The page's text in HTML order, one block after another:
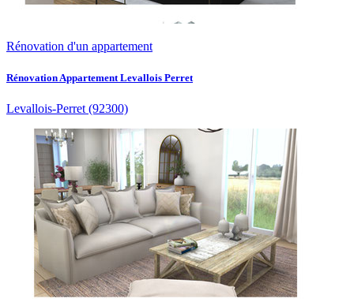
Rénovation d'un appartement
Rénovation Appartement Levallois Perret
Levallois-Perret (92300)